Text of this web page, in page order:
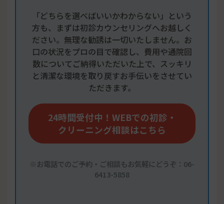
「どちらを選べばいいかわからない」という
方も、まずは初診カウンセリングへお越しく
ださい。無理な勧誘は一切いたしません。お
口の状況をプロの目で確認し、費用や通院回
数についてご納得いただいた上で、スッキリ
と清潔な環境を取り戻すお手伝いをさせてい
ただきます。
24時間受付中！WEBでの初診・
クリーニング相談はこちら
※お電話でのご予約・ご相談もお気軽にどうぞ：06-
6413-5858